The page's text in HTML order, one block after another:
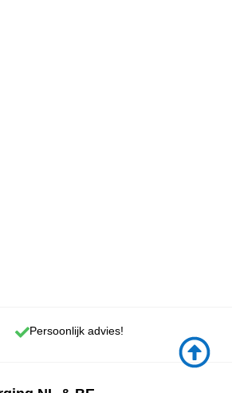
Persoonlijk advies!